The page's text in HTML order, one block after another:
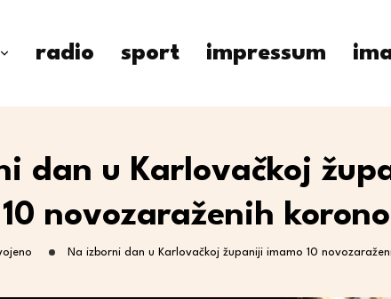
radio sport impressum
dan u Karlovačkoj
novozaraženih
Na izborni dan u Karlovačkoj županiji imamo 10